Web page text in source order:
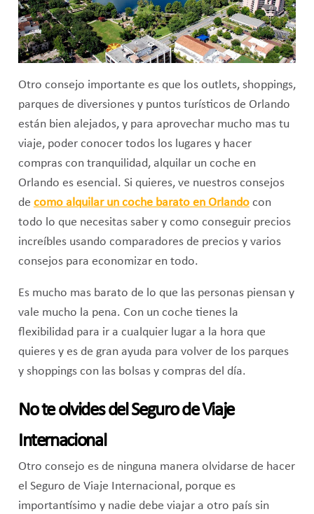
Otro consejo importante es que los outlets, shoppings,
parques de diversiones y puntos turísticos de Orlando
están bien alejados, y para aprovechar mucho mas tu
viaje, poder conocer todos los lugares y hacer
compras con tranquilidad, alquilar un coche en
Orlando es esencial. Si quieres, ve nuestros consejos
de como alquilar un coche barato en Orlandocon
todo lo que necesitas saber y como conseguir precios
increíbles usando comparadores de precios y varios
consejos para economizar en todo.
Es mucho mas barato de lo que las personas piensan y
vale mucho la pena. Con un coche tienes la
flexibilidad para ir a cualquier lugar a la hora que
quieres y es de gran ayuda para volver de los parques
y shoppings con las bolsas y compras del día.
No te olvides del Seguro de Viaje
Internacional
Otro consejo es de ninguna manera olvidarse de hacer
el Seguro de Viaje Internacional, porque es
importantísimo y nadie debe viajar a otro país sin